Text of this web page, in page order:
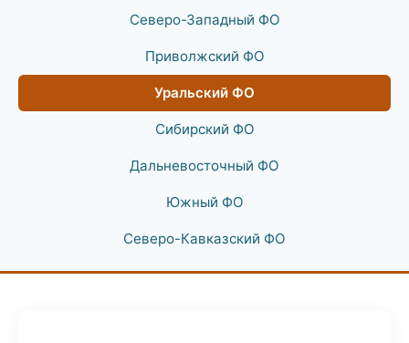
Северо-Западный ФО
Приволжский ФО
Уральский ФО
Сибирский ФО
Дальневосточный ФО
Южный ФО
Северо-Кавказский ФО